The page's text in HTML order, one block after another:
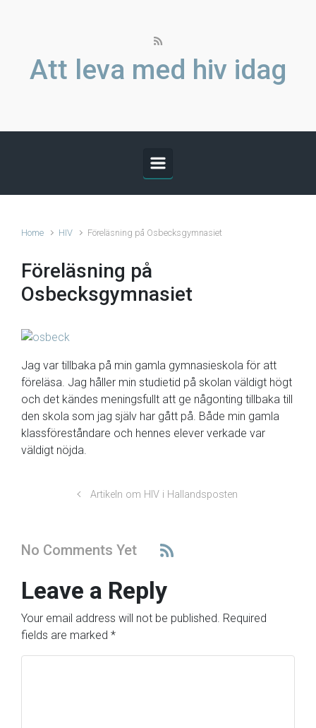
Att leva med hiv idag
Home HIV Föreläsning på Osbecksgymnasiet
Föreläsning på
Osbecksgymnasiet
Jag var tillbaka på min gamla gymnasieskola för att
föreläsa. Jag håller min studietid på skolan väldigt högt
och det kändes meningsfullt att ge någonting tillbaka till
den skola som jag själv har gått på. Både min gamla
klassföreståndare och hennes elever verkade var
väldigt nöjda.
Artikeln om HIV i Hallandsposten
No Comments Yet
Leave a Reply
Your email address will not be published. Required
fields are marked *